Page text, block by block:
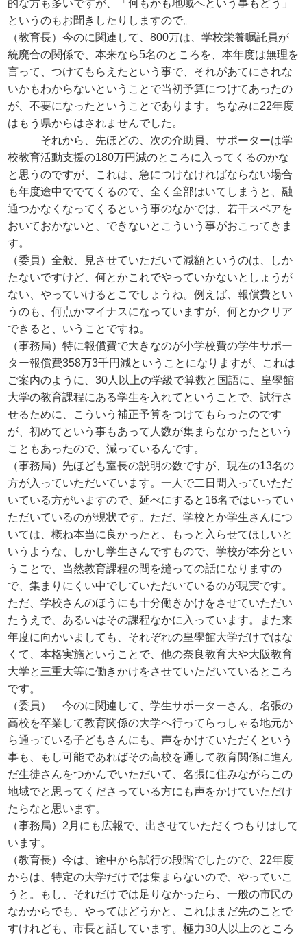
的な方も多いですが、「何もかも地域へという事もどう」
というのもお聞きしたりしますので。
（教育長）今のに関連して、800万は、学校栄養嘱託員が
統廃合の関係で、本来なら5名のところを、本年度は無理を
言って、つけてもらえたという事で、それがあてにされな
いかもわからないということで当初予算につけてあったの
が、不要になったということであります。ちなみに22年度
はもう県からはされませんでした。
それから、先ほどの、次の介助員、サポーターは学
校教育活動支援の180万円減のところに入ってくるのかな
と思うのですが、これは、急につけなければならない場合
も年度途中ででてくるので、全く全部はいてしまうと、融
通つかなくなってくるという事のなかでは、若干スペアを
おいておかないと、できないとこういう事がおこってきま
す。
（委員）全般、見させていただいて減額というのは、しか
たないですけど、何とかこれでやっていかないとしょうが
ない、やっていけるとこでしょうね。例えば、報償費とい
うのも、何点かマイナスになっていますが、何とかクリア
できると、いうことですね。
（事務局）特に報償費で大きなのが小学校費の学生サポー
ター報償費358万3千円減ということになりますが、これは
ご案内のように、30人以上の学級で算数と国語に、皇學館
大学の教育課程にある学生を入れてということで、試行さ
せるために、こういう補正予算をつけてもらったのです
が、初めてという事もあって人数が集まらなかったという
こともあったので、減っているんです。
（事務局）先ほども室長の説明の数ですが、現在の13名の
方が入っていただいています。一人で二日間入っていただ
いている方がいますので、延べにすると16名ではいってい
ただいているのが現状です。ただ、学校とか学生さんにつ
いては、概ね本当に良かったと、もっと入らせてほしいと
いうような、しかし学生さんですもので、学校が本分とい
うことで、当然教育課程の間を縫っての話になりますの
で、集まりにくい中でしていただいているのが現実です。
ただ、学校さんのほうにも十分働きかけをさせていただい
たうえで、あるいはその課程なかに入っています。また来
年度に向かいましても、それぞれの皇學館大学だけではな
くて、本格実施ということで、他の奈良教育大や大阪教育
大学と三重大等に働きかけをさせていただいているところ
です。
（委員） 今のに関連して、学生サポーターさん、名張の
高校を卒業して教育関係の大学へ行ってらっしゃる地元か
ら通っている子どもさんにも、声をかけていただくという
事も、もし可能であればその高校を通して教育関係に進ん
だ生徒さんをつかんでいただいて、名張に住みながらこの
地域でと思ってくださっている方にも声をかけていただけ
たらなと思います。
（事務局）2月にも広報で、出させていただくつもりはして
います。
（教育長）今は、途中から試行の段階でしたので、22年度
からは、特定の大学だけでは集まらないので、やっていこ
うと。もし、それだけでは足りなかったら、一般の市民の
なかからでも、やってはどうかと、これはまだ先のことで
すけれども、市長と話しています。極力30人以上のところ